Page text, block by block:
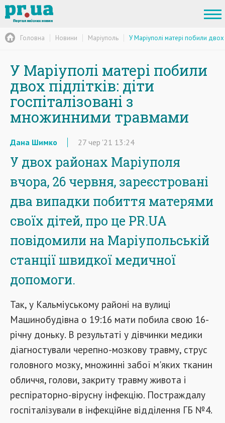
Головна Новини Маріуполь У Маріуполі матері побили двох
У Маріуполі матері побили
двох підлітків: діти
госпіталізовані з
множинними травмами
Дана Шимко 27 чер '21 13:24
У двох районах Маріуполя
вчора, 26 червня, зареєстровані
два випадки побиття матерями
своїх дітей, про це PR.UA
повідомили на Маріупольській
станції швидкої медичної
допомоги.
Так, у Кальміуському районі на вулиці
Машинобудівна о 19:16 мати побила свою 16-
річну доньку. В результаті у дівчинки медики
діагностували черепно-мозкову травму, струс
головного мозку, множинні забої м'яких тканин
обличчя, голови, закриту травму живота і
респіраторно-вірусну інфекцію. Постраждалу
госпіталізували в інфекційне відділення ГБ №4.